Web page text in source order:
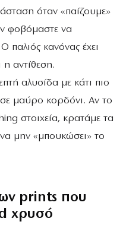
όταν «παίζουμε»
φοβόμαστε να
παλιός κανόνας έχει
η αντίθεση.
αλυσίδα με κάτι πιο
μαύρο κορδόνι. Αν το
στοιχεία, κρατάμε τα
μην «μπουκώσει» το
prints που
χρυσό